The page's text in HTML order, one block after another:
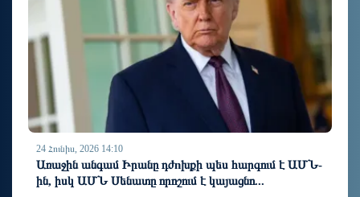
24 Հունիս, 2026 14:10
Առաջին անգամ Իրանը դժnխքի պես հարգում է ԱՄՆ-
ին, իսկ ԱՄՆ Սենատը որոշում է կայացնո...